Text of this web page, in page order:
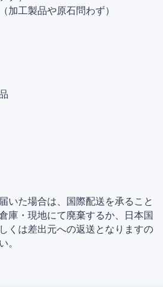
加工製品や原石問わず）
いた場合は、国際配送を承ること
庫・現地にて廃棄するか、日本国
くは差出元への返送となりますの
。